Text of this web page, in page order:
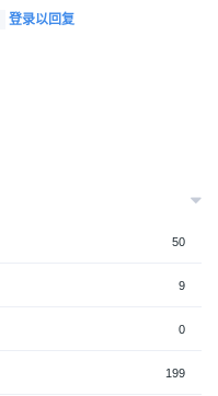
登录以回复
50
9
0
199